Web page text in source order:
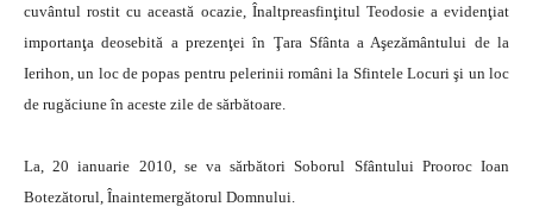
cuvântul rostit cu această ocazie, Înaltpreasfinţitul Teodosie a evidenţiat
importanţa deosebită a prezenţei în Ţara Sfânta a Aşezământului de la
Ierihon, un loc de popas pentru pelerinii români la Sfintele Locuri şi un loc
de rugăciune în aceste zile de sărbătoare.
La, 20 ianuarie 2010, se va sărbători Soborul Sfântului Prooroc Ioan
Botezătorul, Înaintemergătorul Domnului.